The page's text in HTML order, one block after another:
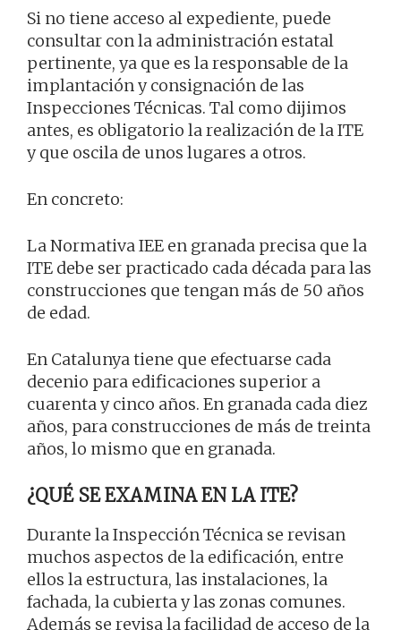
Si no tiene acceso al expediente, puede
consultar con la administración estatal
pertinente, ya que es la responsable de la
implantación y consignación de las
Inspecciones Técnicas. Tal como dijimos
antes, es obligatorio la realización de la ITE
y que oscila de unos lugares a otros.
En concreto:
La Normativa IEE en granada precisa que la
ITE debe ser practicado cada década para las
construcciones que tengan más de 50 años
de edad.
En Catalunya tiene que efectuarse cada
decenio para edificaciones superior a
cuarenta y cinco años. En granada cada diez
años, para construcciones de más de treinta
años, lo mismo que en granada.
¿QUÉ SE EXAMINA EN LA ITE?
Durante la Inspección Técnica se revisan
muchos aspectos de la edificación, entre
ellos la estructura, las instalaciones, la
fachada, la cubierta y las zonas comunes.
Además se revisa la facilidad de acceso de la